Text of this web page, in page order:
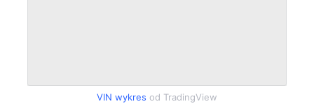
VIN wykres od TradingView